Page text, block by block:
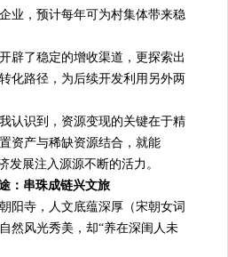
，预计每年可为村集体带来稳
了稳定的增收渠道，更探索出
化路径，为后续开发利用另外两
识到，资源变现的关键在于精
资产与稀缺资源结合，就能
发展注入源源不断的活力。
：串珠成链兴文旅
寺，人文底蕴深厚（宋朝女词
然风光秀美，却“养在深闺人未